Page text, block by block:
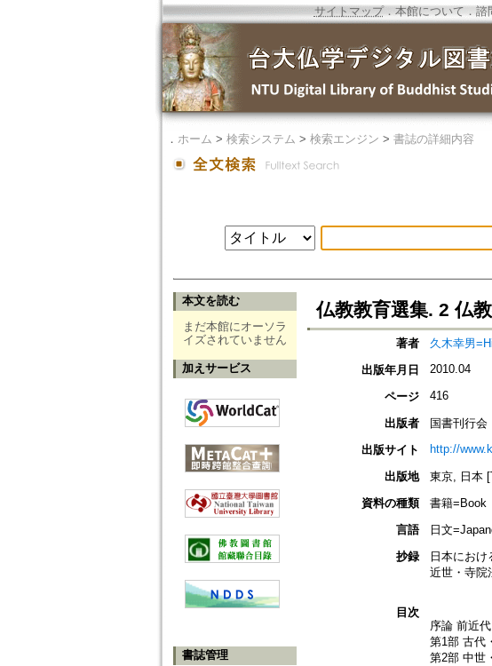
サイトマップ．本館について ． 諮
． ホーム > 検索システム > 検索エンジン > 書誌の詳細内容
本文を読む
まだ本館にオーソラ
イズされていません
加えサービス
書誌管理
仏教教育選集. 2 仏
著者 久木幸男
出版年月日
2010.04
ページ 416
出版者
国書刊行会
出版サイト
http://
出版地
東京, 日本
資料の種類
書籍=Book
言語
日文
抄録
日本にお
近世・寺院
目次
序論 前近
第1部 古代
第2部 中世